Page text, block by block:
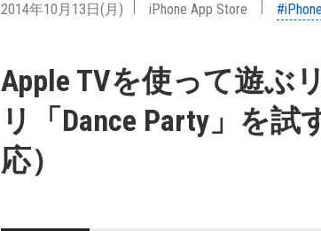
2014年10月13日(月) iPhone App Store #iPhone
Apple TVを使って遊ぶ
リ「Dance Party」を
応）